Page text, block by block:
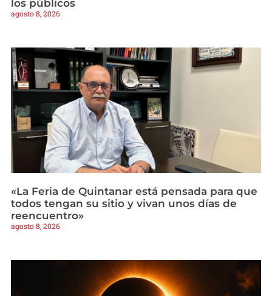
los públicos
agosto 8, 2026
«La Feria de Quintanar está pensada para que
todos tengan su sitio y vivan unos días de
reencuentro»
agosto 8, 2026